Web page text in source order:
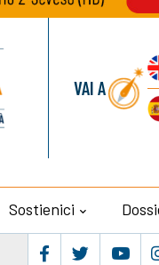
VAI A
Sostienici